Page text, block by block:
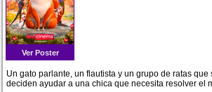
Ver Poster
Un gato parlante, un flautista y un grupo de ratas que
deciden ayudar a una chica que necesita resolver el